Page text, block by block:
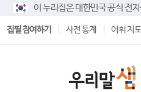
이 누리집은 대한민국 공식 전
집필 참여하기 사전 통계 어휘 지도